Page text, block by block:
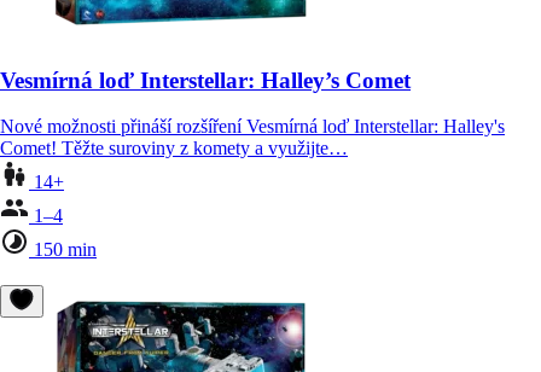
Vesmírná loď Interstellar: Halley’s Comet
Nové možnosti přináší rozšíření Vesmírná loď Interstellar: Halley's
Comet! Těžte suroviny z komety a využijte…
14+
1–4
150 min